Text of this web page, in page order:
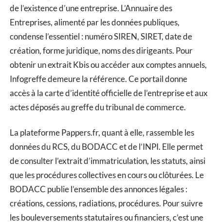
de l’existence d’une entreprise. L’Annuaire des
Entreprises, alimenté par les données publiques,
condense l’essentiel : numéro SIREN, SIRET, date de
création, forme juridique, noms des dirigeants. Pour
obtenir un extrait Kbis ou accéder aux comptes annuels,
Infogreffe demeure la référence. Ce portail donne
accès à la carte d’identité officielle de l’entreprise et aux
actes déposés au greffe du tribunal de commerce.
La plateforme Pappers.fr, quant à elle, rassemble les
données du RCS, du BODACC et de l’INPI. Elle permet
de consulter l’extrait d’immatriculation, les statuts, ainsi
que les procédures collectives en cours ou clôturées. Le
BODACC publie l’ensemble des annonces légales :
créations, cessions, radiations, procédures. Pour suivre
les bouleversements statutaires ou financiers, c’est une